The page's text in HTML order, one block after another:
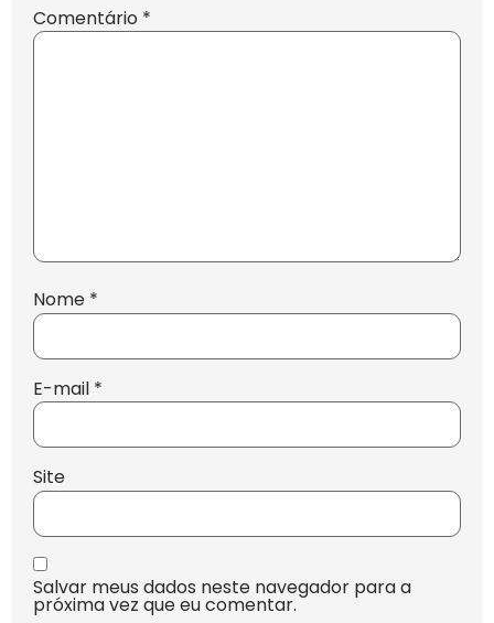
Comentário *
Nome *
E-mail *
Site
Salvar meus dados neste navegador para a
próxima vez que eu comentar.